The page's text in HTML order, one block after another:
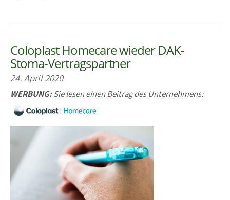
Coloplast Homecare wieder DAK-
Stoma-Vertragspartner
24. April 2020
WERBUNG:Sie lesen einen Beitrag des Unternehmens: